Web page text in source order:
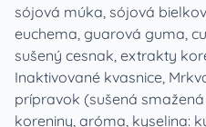
sójová múka, sójová
euchema, guarová guma,
sušený cesnak, extrakty
Inaktivované kvasnice,
prípravok (sušená
koreniny, aróma, kyselina: